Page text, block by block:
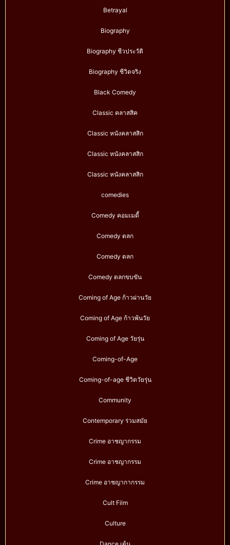
Betrayal
Biography
Biography ชีวประวัติ
Biography ชีวิตจริง
Black Comedy
Classic คลาสสิค
Classic หนังคลาสสิก
Classic หนังคลาสสิก
Classic หนังคลาสสิก
comedies
Comedy คอมเมดี้
Comedy ตลก
Comedy ตลก
Comedy ตลกขบขัน
Coming of Age ก้าวผ่านวัย
Coming of Age ก้าวพ้นวัย
Coming of Age วัยรุ่น
Coming-of-Age
Coming-of-age ชีวิตวัยรุ่น
Community
Contemporary ร่วมสมัย
Crime อาชญากรรม
Crime อาชญากรรม
Crime อาชญากากรรม
Cult Film
Culture